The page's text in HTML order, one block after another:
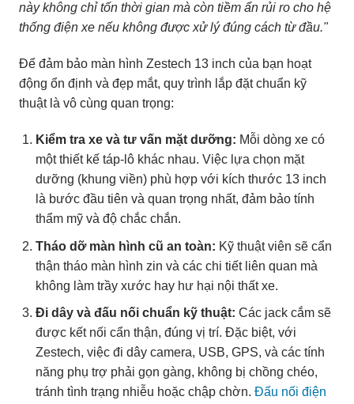
này không chỉ tốn thời gian mà còn tiềm ẩn rủi ro cho hệ
thống điện xe nếu không được xử lý đúng cách từ đầu."
Để đảm bảo màn hình Zestech 13 inch của bạn hoạt
động ổn định và đẹp mắt, quy trình lắp đặt chuẩn kỹ
thuật là vô cùng quan trọng:
Kiểm tra xe và tư vấn mặt dưỡng: Mỗi dòng xe có
một thiết kế táp-lô khác nhau. Việc lựa chọn mặt
dưỡng (khung viền) phù hợp với kích thước 13 inch
là bước đầu tiên và quan trọng nhất, đảm bảo tính
thẩm mỹ và độ chắc chắn.
Tháo dỡ màn hình cũ an toàn: Kỹ thuật viên sẽ cẩn
thận tháo màn hình zin và các chi tiết liên quan mà
không làm trầy xước hay hư hại nội thất xe.
Đi dây và đấu nối chuẩn kỹ thuật: Các jack cắm sẽ
được kết nối cẩn thận, đúng vị trí. Đặc biệt, với
Zestech, việc đi dây camera, USB, GPS, và các tính
năng phụ trợ phải gọn gàng, không bị chồng chéo,
tránh tình trạng nhiễu hoặc chập chờn. Đấu nối điện